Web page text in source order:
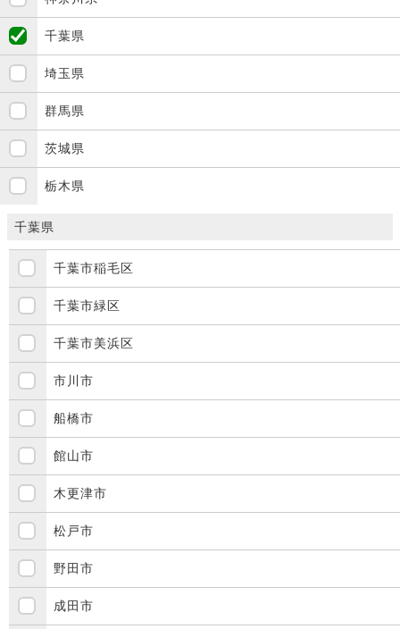
千葉県
埼玉県
群馬県
茨城県
栃木県
千葉県
千葉市稲毛区
千葉市緑区
千葉市美浜区
市川市
船橋市
館山市
木更津市
松戸市
野田市
成田市